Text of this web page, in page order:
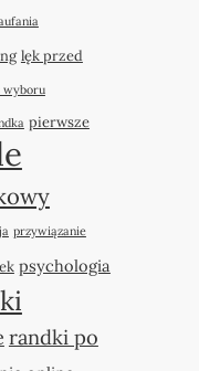
lęk przed
wyboru
pierwsze
przywiązanie
psychologia
randki po